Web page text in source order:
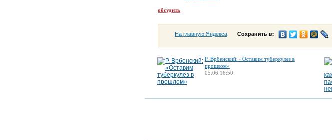
обсудить
На главную Яндекса Сохранить в:
Р. Врбенский: «Оставим туберкулез в
прошлом»
05.06 16:50